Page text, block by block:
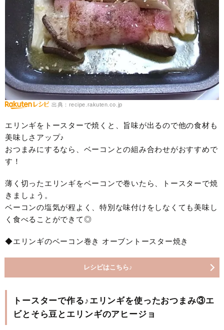
出典：recipe.rakuten.co.jp
エリンギをトースターで焼くと、旨味が出るので他の食材も
美味しさアップ♪
おつまみにするなら、ベーコンとの組み合わせがおすすめで
す！
薄く切ったエリンギをベーコンで巻いたら、トースターで焼
きましょう。
ベーコンの塩気が程よく、特別な味付けをしなくても美味し
く食べることができて◎
◆エリンギのベーコン巻き オーブントースター焼き
レシピはこちら♪
トースターで作る♪エリンギを使ったおつまみ③エ
ビとそら豆とエリンギのアヒージョ